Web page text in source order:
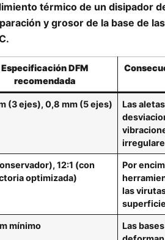
térmico de un disipador
y grosor de la base de
Especificación DFM
recomendada
(3 ejes), 0,8 mm (5 ejes)
Las
12:1 (con
optimizada)
Por
las
mínimo
Las